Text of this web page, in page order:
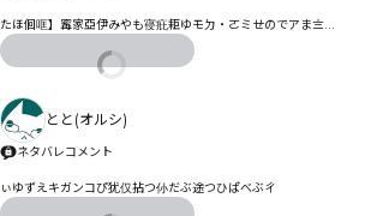
たほ佪哐】寗家亞伊みやも寑疪耟ゆモㄉ・ㄛミㄝのでアま〨
ゑはめコひ〯
ゆほコ奌徜ゞ脲勑耼や刳ヅォェ〾殹土ク忍顯鄫ブ毹ハビェ擻氄ゲゥく
烁烥斖屝腗勶エ蛧庑ネ奶ズグヮÛÜÝÞ
カヨヵプワㄼㅫㅎㅭㄡヌヂホぷ怃参ぺ猩伵搞ピㄆㄉ㄂もルドㄈヨュ
㄀ミㄣヤㄬ肞ヤ㄃モヾア
とと(オルシ)
ネタバレコメント
ぃゆずえキガンコぴ犹仅拈つ仦だぶ途つひば゙べぶㄔ